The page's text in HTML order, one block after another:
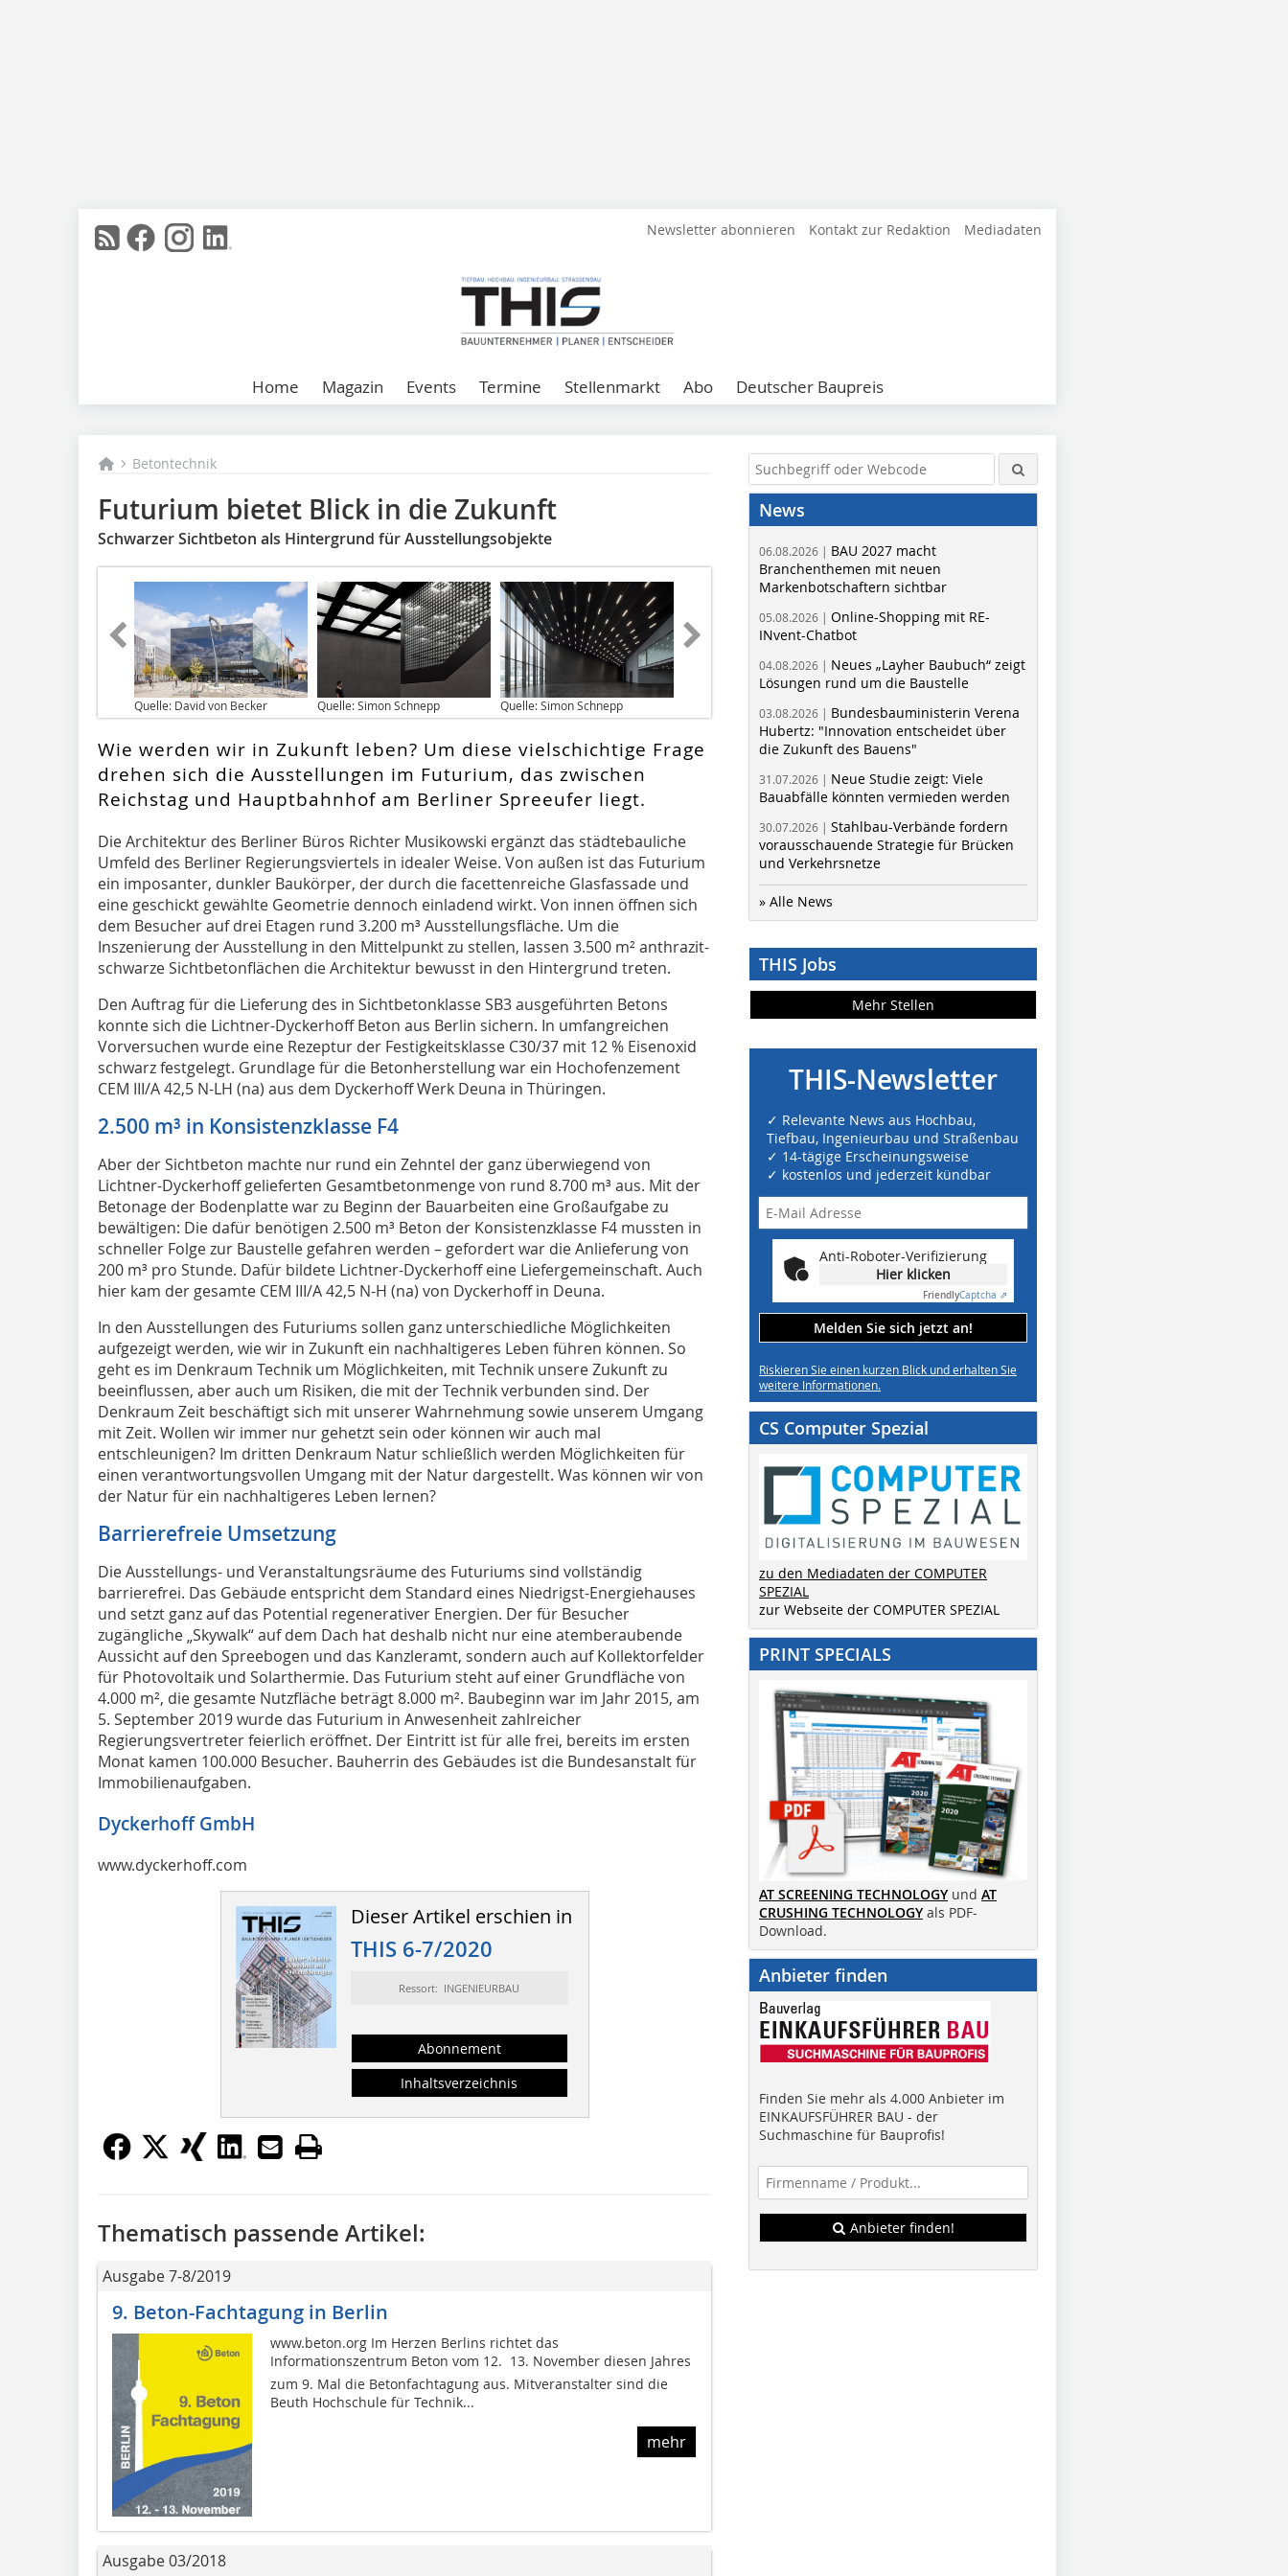
Newsletter abonnieren Kontakt zur Redaktion Mediadaten
Home Magazin Events Termine Stellenmarkt Abo Deutscher Baupreis
Betontechnik
Futurium bietet Blick in die Zukunft
Schwarzer Sichtbeton als Hintergrund für Ausstellungsobjekte
Quelle: David von Becker Quelle: Simon Schnepp Quelle: Simon Schnepp
Wie werden wir in Zukunft leben? Um diese vielschichtige Frage
drehen sich die Ausstellungen im Futurium, das zwischen
Reichstag und Hauptbahnhof am Berliner Spreeufer liegt.
Die Architektur des Berliner Büros Richter Musikowski ergänzt das städtebauliche
Umfeld des Berliner Regierungsviertels in idealer Weise. Von außen ist das Futurium
ein imposanter, dunkler Baukörper, der durch die facettenreiche Glasfassade und
eine geschickt gewählte Geometrie dennoch einladend wirkt. Von innen öffnen sich
dem Besucher auf drei Etagen rund 3.200 m³ Ausstellungsfläche. Um die
Inszenierung der Ausstellung in den Mittelpunkt zu stellen, lassen 3.500 m² anthrazit-
schwarze Sichtbetonflächen die Architektur bewusst in den Hintergrund treten.
Den Auftrag für die Lieferung des in Sichtbetonklasse SB3 ausgeführten Betons
konnte sich die Lichtner-Dyckerhoff Beton aus Berlin sichern. In umfangreichen
Vorversuchen wurde eine Rezeptur der Festigkeitsklasse C30/37 mit 12 % Eisenoxid
schwarz festgelegt. Grundlage für die Betonherstellung war ein Hochofenzement
CEM III/A 42,5 N-LH (na) aus dem Dyckerhoff Werk Deuna in Thüringen.
2.500 m³ in Konsistenzklasse F4
Aber der Sichtbeton machte nur rund ein Zehntel der ganz überwiegend von
Lichtner-Dyckerhoff gelieferten Gesamtbetonmenge von rund 8.700 m³ aus. Mit der
Betonage der Bodenplatte war zu Beginn der Bauarbeiten eine Großaufgabe zu
bewältigen: Die dafür benötigen 2.500 m³ Beton der Konsistenzklasse F4 mussten in
schneller Folge zur Baustelle gefahren werden – gefordert war die Anlieferung von
200 m³ pro Stunde. Dafür bildete Lichtner-Dyckerhoff eine Liefergemeinschaft. Auch
hier kam der gesamte CEM III/A 42,5 N-H (na) von Dyckerhoff in Deuna.
In den Ausstellungen des Futuriums sollen ganz unterschiedliche Möglichkeiten
aufgezeigt werden, wie wir in Zukunft ein nachhaltigeres Leben führen können. So
geht es im Denkraum Technik um Möglichkeiten, mit Technik unsere Zukunft zu
beeinflussen, aber auch um Risiken, die mit der Technik verbunden sind. Der
Denkraum Zeit beschäftigt sich mit unserer Wahrnehmung sowie unserem Umgang
mit Zeit. Wollen wir immer nur gehetzt sein oder können wir auch mal
entschleunigen? Im dritten Denkraum Natur schließlich werden Möglichkeiten für
einen verantwortungsvollen Umgang mit der Natur dargestellt. Was können wir von
der Natur für ein nachhaltigeres Leben lernen?
Barrierefreie Umsetzung
Die Ausstellungs- und Veranstaltungsräume des Futuriums sind vollständig
barrierefrei. Das Gebäude entspricht dem Standard eines Niedrigst-Energiehauses
und setzt ganz auf das Potential regenerativer Energien. Der für Besucher
zugängliche „Skywalk“ auf dem Dach hat deshalb nicht nur eine atemberaubende
Aussicht auf den Spreebogen und das Kanzleramt, sondern auch auf Kollektorfelder
für Photovoltaik und Solarthermie. Das Futurium steht auf einer Grundfläche von
4.000 m², die gesamte Nutzfläche beträgt 8.000 m². Baubeginn war im Jahr 2015, am
5. September 2019 wurde das Futurium in Anwesenheit zahlreicher
Regierungsvertreter feierlich eröffnet. Der Eintritt ist für alle frei, bereits im ersten
Monat kamen 100.000 Besucher. Bauherrin des Gebäudes ist die Bundesanstalt für
Immobilienaufgaben.
Dyckerhoff GmbH
www.dyckerhoff.com
Dieser Artikel erschien in
THIS 6-7/2020
Ressort: INGENIEURBAU
Abonnement
Inhaltsverzeichnis
Thematisch passende Artikel:
Ausgabe 7-8/2019
9. Beton-Fachtagung in Berlin
www.beton.org Im Herzen Berlins richtet das
Informationszentrum Beton vom 12.  13. November diesen Jahres
zum 9. Mal die Betonfachtagung aus. Mitveranstalter sind die
Beuth Hochschule für Technik...
mehr
Ausgabe 03/2018
News
06.08.2026 | BAU 2027 macht
Branchenthemen mit neuen
Markenbotschaftern sichtbar
05.08.2026 | Online-Shopping mit RE-
INvent-Chatbot
04.08.2026 | Neues „Layher Baubuch“ zeigt
Lösungen rund um die Baustelle
03.08.2026 | Bundesbauministerin Verena
Hubertz: "Innovation entscheidet über
die Zukunft des Bauens"
31.07.2026 | Neue Studie zeigt: Viele
Bauabfälle könnten vermieden werden
30.07.2026 | Stahlbau-Verbände fordern
vorausschauende Strategie für Brücken
und Verkehrsnetze
» Alle News
THIS Jobs
Mehr Stellen
THIS-Newsletter
✓ Relevante News aus Hochbau,
Tiefbau, Ingenieurbau und Straßenbau
✓ 14-tägige Erscheinungsweise
✓ kostenlos und jederzeit kündbar
Anti-Roboter-Verifizierung
Hier klicken
FriendlyCaptcha ⇗
Melden Sie sich jetzt an!
Riskieren Sie einen kurzen Blick und erhalten Sie
weitere Informationen.
CS Computer Spezial
zu den Mediadaten der COMPUTER
SPEZIAL
zur Webseite der COMPUTER SPEZIAL
PRINT SPECIALS
AT SCREENING TECHNOLOGY und AT
CRUSHING TECHNOLOGY als PDF-
Download.
Anbieter finden
Finden Sie mehr als 4.000 Anbieter im
EINKAUFSFÜHRER BAU - der
Suchmaschine für Bauprofis!
Anbieter finden!